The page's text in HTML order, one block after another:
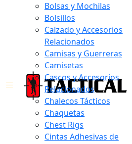
Bolsas y Mochilas
Bolsillos
Calzado y Accesorios
Relacionados
Camisas y Guerreras
Camisetas
Cascos y Accesorios
Relacionados
Chalecos Tácticos
Chaquetas
Chest Rigs
Cintas Adhesivas de